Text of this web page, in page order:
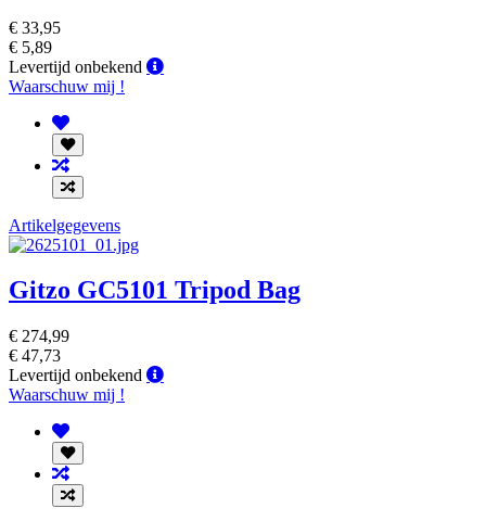
€ 33,95
€ 5,89
Levertijd onbekend
Levertijd
Waarschuw mij !
Artikelgegevens
Gitzo GC5101 Tripod Bag
€ 274,99
€ 47,73
Levertijd onbekend
Levertijd
Waarschuw mij !